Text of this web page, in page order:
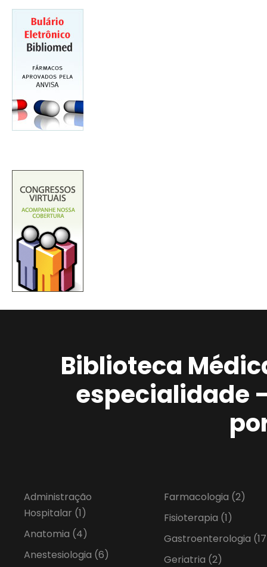
Biblioteca
especialidade
Administração
Hospitalar (1)
Anatomia (4)
Anestesiologia (6)
Farmacologia (2)
Fisioterapia (1)
Gastroenterologia
Geriatria (2)